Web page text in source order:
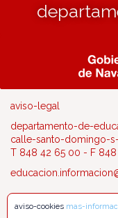
aviso-legal
departamento-de-
calle-santo-domingo-
T 848 42 65 00 - F 848
aviso-cookies mas-